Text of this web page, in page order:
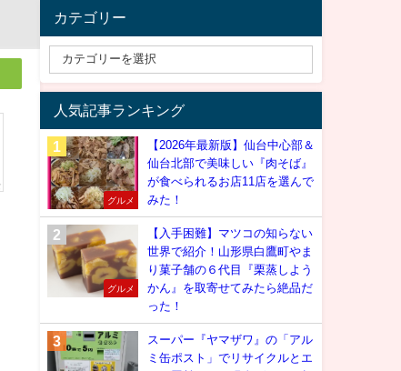
カテゴリー
人気記事ランキング
グルメ
【2026年最新版】仙台中心部＆
仙台北部で美味しい『肉そば』
が食べられるお店11店を選んで
みた！
グルメ
【入手困難】マツコの知らない
世界で紹介！山形県白鷹町やま
り菓子舗の６代目『栗蒸しよう
かん』を取寄せてみたら絶品だ
った！
スーパー『ヤマザワ』の「アル
ミ缶ポスト」でリサイクルとエ